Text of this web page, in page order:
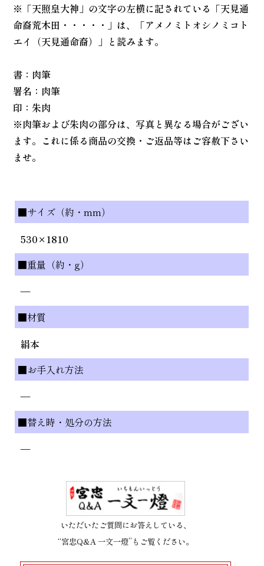
※「天照皇大神」の文字の左横に記されている「天見通
命裔荒木田・・・・・」は、「アメノミトオシノミコト
エイ（天見通命裔）」と読みます。
書：肉筆
署名：肉筆
印：朱肉
※肉筆および朱肉の部分は、写真と異なる場合がござい
ます。これに係る商品の交換・ご返品等はご容赦下さい
ませ。
■サイズ（約・mm）
530×1810
■重量（約・g）
—
■材質
絹本
■お手入れ方法
—
■替え時・処分の方法
—
いただいたご質問にお答えしている、
“宮忠Q&A 一文一燈”もご覧ください。